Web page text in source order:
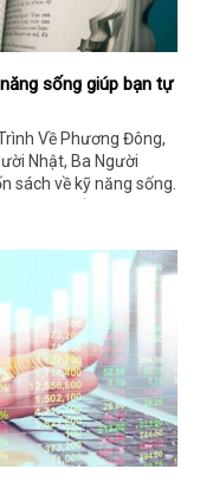
sống giúp bạn tự
Về Phương Đông,
Nhật, Ba Người
sách về kỹ năng sống.
nhé!